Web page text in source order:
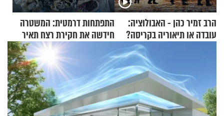
הרב זמיר כהן - האבולוציה:
עובדה או תיאוריה בקריסה?
התפתחות דרמטית: המשטרה
חידשה את חקירת רצח תאיר